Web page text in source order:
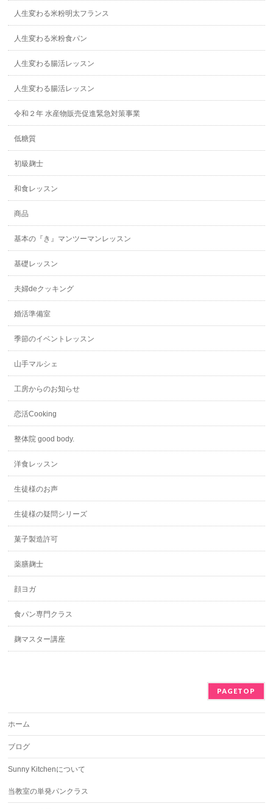
人生変わる米粉明太フランス
人生変わる米粉食パン
人生変わる腸活レッスン
人生変わる腸活レッスン
令和２年 水産物販売促進緊急対策事業
低糖質
初級麹士
和食レッスン
商品
基本の『き』マンツーマンレッスン
基礎レッスン
夫婦deクッキング
婚活準備室
季節のイベントレッスン
山手マルシェ
工房からのお知らせ
恋活Cooking
整体院 good body.
洋食レッスン
生徒様のお声
生徒様の疑問シリーズ
菓子製造許可
薬膳麹士
顔ヨガ
食パン専門クラス
麹マスター講座
PAGETOP
ホーム
ブログ
Sunny Kitchenについて
当教室の単発パンクラス